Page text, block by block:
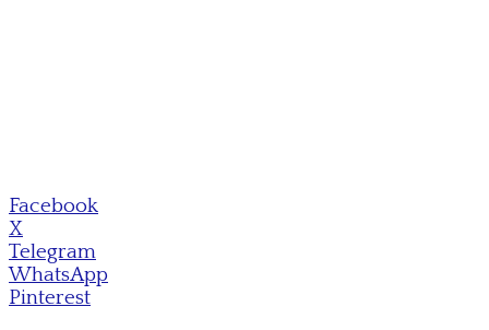
Facebook
X
Telegram
WhatsApp
Pinterest